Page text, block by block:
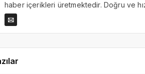
haber içerikleri üretmektedir. Doğru ve